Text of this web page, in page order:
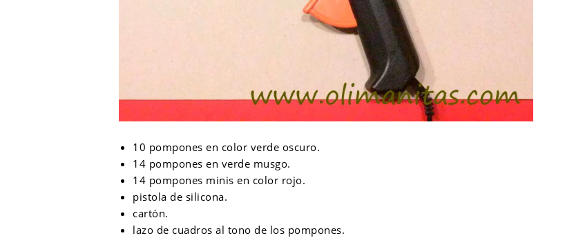
10 pompones en color verde oscuro.
14 pompones en verde musgo.
14 pompones minis en color rojo.
pistola de silicona.
cartón.
lazo de cuadros al tono de los pompones.